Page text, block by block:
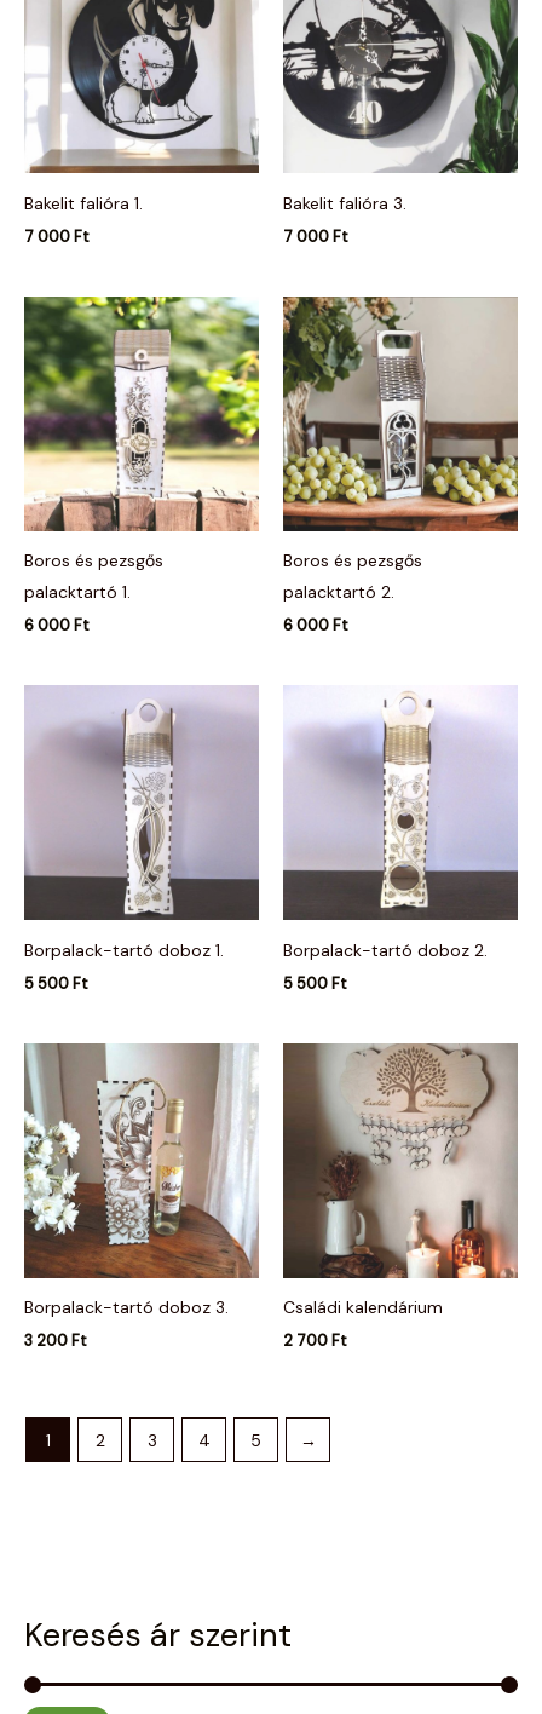
Keresés ár szerint
Bakelit falióra 1.
7 000Ft
Bakelit falióra 3.
7 000Ft
Boros és pezsgős
palacktartó 1.
6 000 Ft
Boros és pezsgős
palacktartó 2.
6 000 Ft
Borpalack-tartó doboz 1.
5 500Ft
Borpalack-tartó doboz 2.
5 500Ft
Borpalack-tartó doboz 3.
3 200 Ft
Családi kalendárium
2 700 Ft
1 2 3 4 5 →